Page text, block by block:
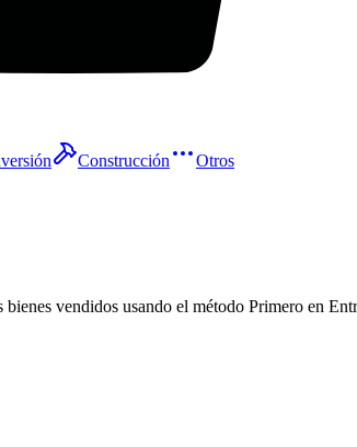
Construcción Otros
vendidos usando el método Primero en